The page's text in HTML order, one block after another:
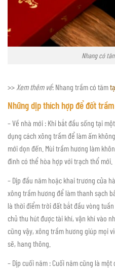
Nhang có
>> Xem thêm về: Nhang trầm có tăm
Những dịp thích hợp đểđốt trầm
– Về nhà mới : Khi bắt đầu sống tại
dụng cách xông trầm để làm ấm
mới dọn đến. Mùi trầm hương làm
đình có thể hòa hợp với trạch thổ mới.
– Dịp đầu năm hoặc khai trương cửa
xông trầm hương để làm thanh sạch
là thời điểm trời đất bắt đầu vòng tuần
chủ thu hút được tài khí, vận khí vào
cũng vậy, xông trầm hương giúp mọi
sẽ, hang thông.
– Dịp cuối năm : Cuối năm cũng là